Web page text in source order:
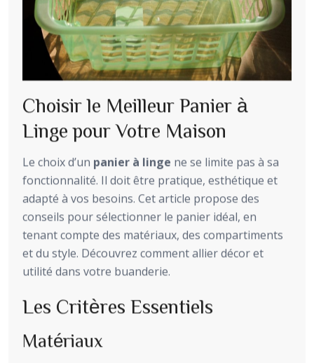
Choisir le Meilleur Panier à
Linge pour Votre Maison
Le choix d’un panier à linge ne se limite pas à sa
fonctionnalité. Il doit être pratique, esthétique et
adapté à vos besoins. Cet article propose des
conseils pour sélectionner le panier idéal, en
tenant compte des matériaux, des compartiments
et du style. Découvrez comment allier décor et
utilité dans votre buanderie.
Les Critères Essentiels
Matériaux